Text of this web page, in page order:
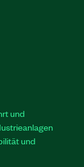
und
und